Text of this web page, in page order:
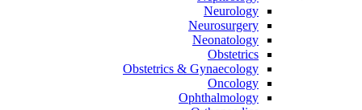
Neurology
Neurosurgery
Neonatology
Obstetrics
Obstetrics & Gynaecology
Oncology
Ophthalmology